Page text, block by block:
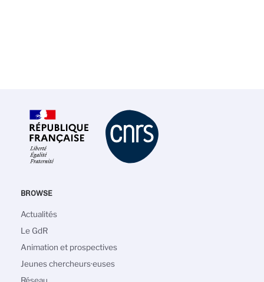
BROWSE
Navigation
principale
Actualités
Le GdR
Animation et prospectives
Jeunes chercheurs·euses